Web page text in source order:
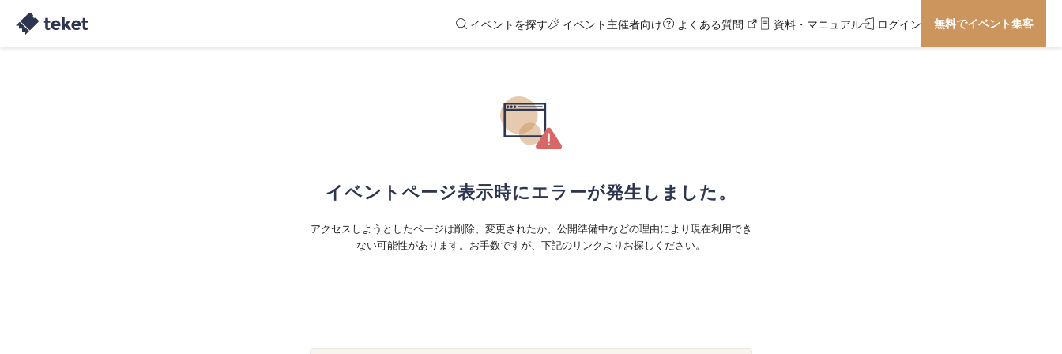
イベントを探す イベント主催者向け よくある質問 資料・マニュアル ログイン 無料でイベント集客
イベントページ表示時にエラーが発生しました。
アクセスしようとしたページは削除、変更されたか、公開準備中などの理由により現在利用でき
ない可能性があります。お手数ですが、下記のリンクよりお探しください。